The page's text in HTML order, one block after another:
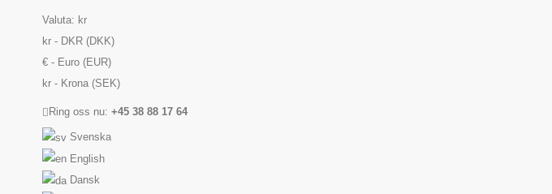
Valuta: kr
kr - DKR (DKK)
€ - Euro (EUR)
kr - Krona (SEK)
Ring oss nu: +45 38 88 17 64
Svenska
English
Dansk